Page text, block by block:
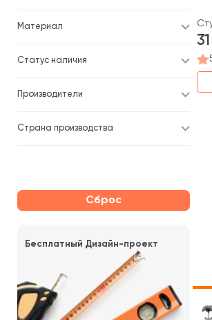
Материал
Статус наличия
Производители
Страна производства
Сброс
Бесплатный Дизайн-проект